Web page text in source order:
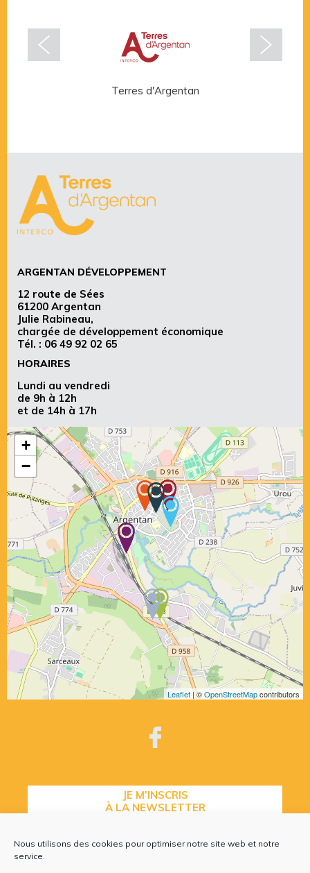
Nous utilisons des cookies pour optimiser notre site web et notre
service.
Terres d'Argentan
ARGENTAN DÉVELOPPEMENT
12 route de Sées
61200 Argentan
Julie Rabineau,
chargée de développement économique
Tél. : 06 49 92 02 65
HORAIRES
Lundi au vendredi
de 9h à 12h
et de 14h à 17h
+
−
Leaflet | ©OpenStreetMapcontributors
JE M’INSCRIS
À LA NEWSLETTER